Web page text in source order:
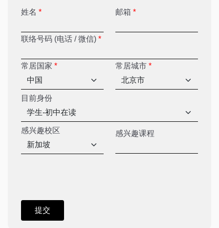
姓名 * 邮箱 *
联络号码 (电话 / 微信) *
常居国家 * 常居城市 *
目前身份
感兴趣校区 感兴趣课程